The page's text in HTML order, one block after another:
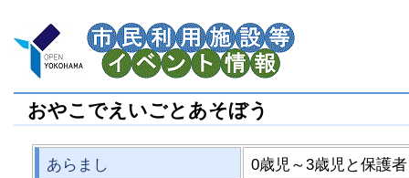
おやこでえいごとあそぼう
あらまし 0歳児～3歳児と保護